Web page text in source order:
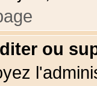
ou